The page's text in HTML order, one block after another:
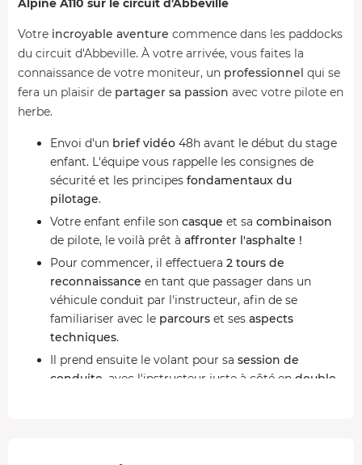
Votre incroyable aventure commence dans les paddocks
du circuit d'Abbeville. À votre arrivée, vous faites la
connaissance de votre moniteur, un professionnel qui se
fera un plaisir de partager sa passion avec votre pilote en
herbe.
Envoi d'un brief vidéo 48h avant le début du stage
enfant. L'équipe vous rappelle les consignes de
sécurité et les principes fondamentaux du
pilotage.
Votre enfant enfile son casque et sa combinaison
de pilote, le voilà prêt à affronter l'asphalte !
Pour commencer, il effectuera 2 tours de
reconnaissance en tant que passager dans un
véhicule conduit par l'instructeur, afin de se
familiariser avec le parcours et ses aspects
techniques.
Il prend ensuite le volant pour sa session de
conduite , avec l'instructeur juste à côté en double